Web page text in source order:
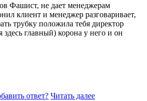
Фашист, не дает менеджерам
клиент и менеджер разговаривает,
трубку положила тебя директор
здесь главный) корона у него и он
ответ? Читать далее